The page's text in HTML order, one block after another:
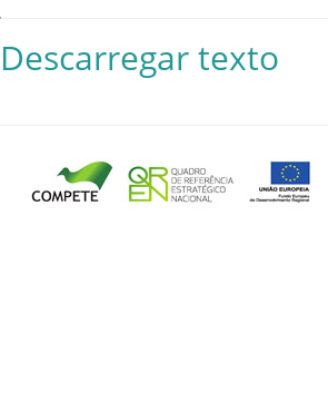
Descarregar texto